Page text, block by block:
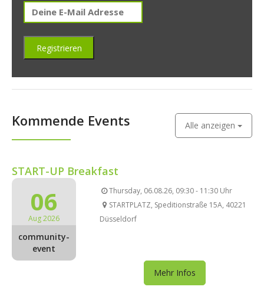
Kommende Events Alle anzeigen
START-UP Breakfast
06
Aug 2026
community-
event
Thursday, 06.08.26, 09:30 - 11:30 Uhr
STARTPLATZ, Speditionstraße 15A, 40221
Düsseldorf
Mehr Infos